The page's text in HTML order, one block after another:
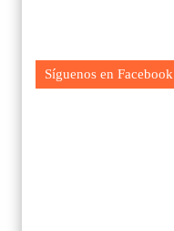
Síguenos en Facebook